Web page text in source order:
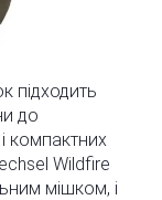
підходить
до
компактних
Wildfire
мішком, і